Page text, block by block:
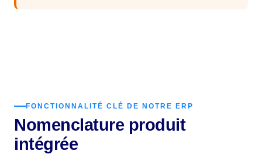
FONCTIONNALITÉ CLÉ DE NOTRE ERP
Nomenclature produit
intégrée